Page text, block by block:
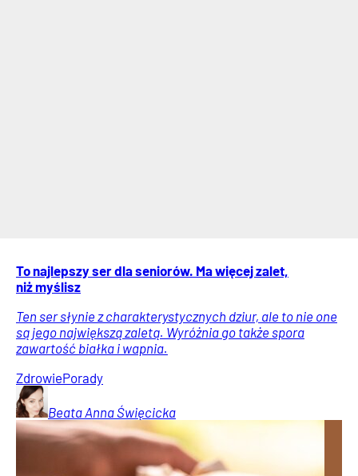
To najlepszy ser dla seniorów. Ma więcej zalet,
niż myślisz
Ten ser słynie z charakterystycznych dziur, ale to nie one
są jego największą zaletą. Wyróżnia go także spora
zawartość białka i wapnia.
ZdrowiePorady
Beata Anna Święcicka